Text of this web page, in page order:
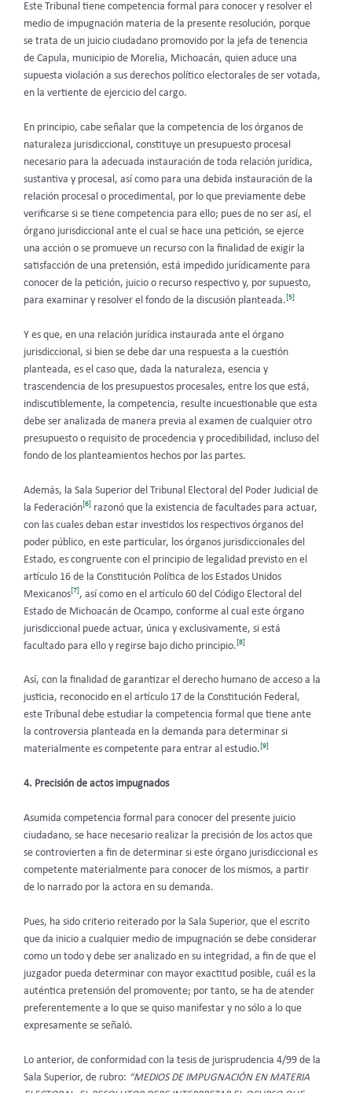
Este Tribunal tiene competencia formal para conocer y resolver el
medio de impugnación materia de la presente resolución, porque
se trata de un juicio ciudadano promovido por la jefa de tenencia
de Capula, municipio de Morelia, Michoacán, quien aduce una
supuesta violación a sus derechos político electorales de ser votada,
en la vertiente de ejercicio del cargo.
En principio, cabe señalar que la competencia de los órganos de
naturaleza jurisdiccional, constituye un presupuesto procesal
necesario para la adecuada instauración de toda relación jurídica,
sustantiva y procesal, así como para una debida instauración de la
relación procesal o procedimental, por lo que previamente debe
verificarse si se tiene competencia para ello; pues de no ser así, el
órgano jurisdiccional ante el cual se hace una petición, se ejerce
una acción o se promueve un recurso con la finalidad de exigir la
satisfacción de una pretensión, está impedido jurídicamente para
conocer de la petición, juicio o recurso respectivo y, por supuesto,
para examinar y resolver el fondo de la discusión planteada.[5]
Y es que, en una relación jurídica instaurada ante el órgano
jurisdiccional, si bien se debe dar una respuesta a la cuestión
planteada, es el caso que, dada la naturaleza, esencia y
trascendencia de los presupuestos procesales, entre los que está,
indiscutiblemente, la competencia, resulte incuestionable que esta
debe ser analizada de manera previa al examen de cualquier otro
presupuesto o requisito de procedencia y procedibilidad, incluso del
fondo de los planteamientos hechos por las partes.
Además, la Sala Superior del Tribunal Electoral del Poder Judicial de
la Federación [6]
razonó que la existencia de facultades para actuar,
con las cuales deban estar investidos los respectivos órganos del
poder público, en este particular, los órganos jurisdiccionales del
Estado, es congruente con el principio de legalidad previsto en el
artículo 16 de la Constitución Política de los Estados Unidos
Mexicanos [7] , así como en el artículo 60 del Código Electoral del
Estado de Michoacán de Ocampo, conforme al cual este órgano
jurisdiccional puede actuar, única y exclusivamente, si está
facultado para ello y regirse bajo dicho principio. [8]
Así, con la finalidad de garantizar el derecho humano de acceso a la
justicia, reconocido en el artículo 17 de la Constitución Federal,
este Tribunal debe estudiar la competencia formal que tiene ante
la controversia planteada en la demanda para determinar si
materialmente es competente para entrar al estudio.[9]
4. Precisión de actos impugnados
Asumida competencia formal para conocer del presente juicio
ciudadano, se hace necesario realizar la precisión de los actos que
se controvierten a fin de determinar si este órgano jurisdiccional es
competente materialmente para conocer de los mismos, a partir
de lo narrado por la actora en su demanda.
Pues, ha sido criterio reiterado por la Sala Superior, que el escrito
que da inicio a cualquier medio de impugnación se debe considerar
como un todo y debe ser analizado en su integridad, a fin de que el
juzgador pueda determinar con mayor exactitud posible, cuál es la
auténtica pretensión del promovente; por tanto, se ha de atender
preferentemente a lo que se quiso manifestar y no sólo a lo que
expresamente se señaló.
Lo anterior, de conformidad con la tesis de jurisprudencia 4/99 de la
Sala Superior, de rubro: “MEDIOS DE IMPUGNACIÓN EN MATERIA